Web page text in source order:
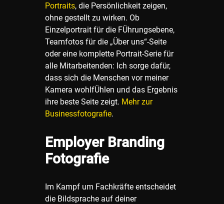
Portraits, die Persönlichkeit zeigen,
ohne gestellt zu wirken. Ob
Einzelportrait für die FÜhrungsebene,
Teamfotos für die „Über uns“-Seite
oder eine komplette Portrait-Serie für
alle Mitarbeitenden: Ich sorge dafür,
dass sich die Menschen vor meiner
Kamera wohlfÜhlen und das Ergebnis
ihre beste Seite zeigt. Mehr zur
Businessfotografie.
Employer Branding
Fotografie
Im Kampf um Fachkräfte entscheidet
die Bildsprache auf deiner